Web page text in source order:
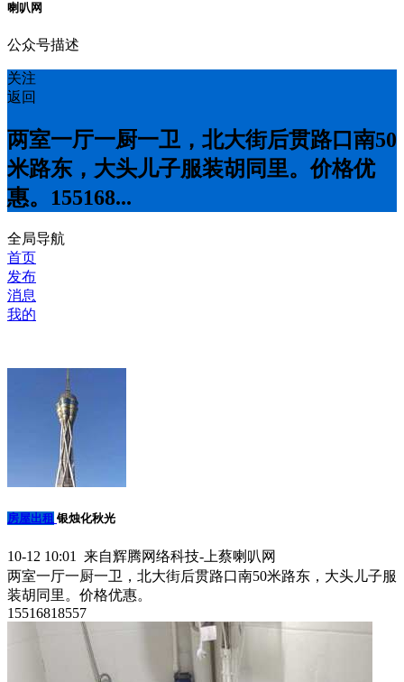
喇叭网
公众号描述
关注
返回
两室一厅一厨一卫，北大街后贯路口南50
米路东，大头儿子服装胡同里。价格优
惠。155168...
全局导航
首页
发布
消息
我的
房屋出租 银烛化秋光
10-12 10:01 来自辉腾网络科技-上蔡喇叭网
两室一厅一厨一卫，北大街后贯路口南50米路东，大头儿子服
装胡同里。价格优惠。
15516818557